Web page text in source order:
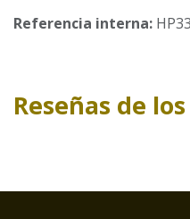
Referencia interna:
Reseñas de